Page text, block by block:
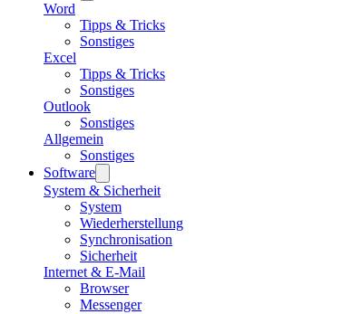
Word
Tipps & Tricks
Sonstiges
Excel
Tipps & Tricks
Sonstiges
Outlook
Sonstiges
Allgemein
Sonstiges
Software
System & Sicherheit
System
Wiederherstellung
Synchronisation
Sicherheit
Internet & E-Mail
Browser
Messenger